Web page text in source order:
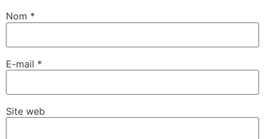
Nom *
E-mail *
Site web